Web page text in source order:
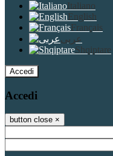
Italiano
English
Français
عربى
Shqiptare
Accedi
Accedi
button close ×